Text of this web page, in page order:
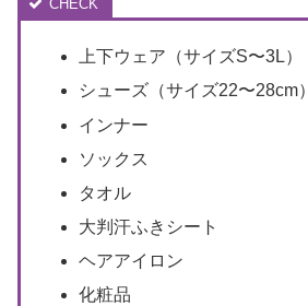
上下ウェア（サイズS〜3L）
シューズ（サイズ22〜28cm）
インナー
ソックス
タオル
大判汗ふきシート
ヘアアイロン
化粧品